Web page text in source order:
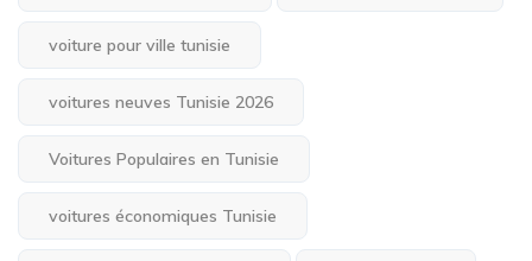
voiture pour ville tunisie
voitures neuves Tunisie 2026
Voitures Populaires en Tunisie
voitures économiques Tunisie